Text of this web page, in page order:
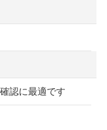
認に最適です